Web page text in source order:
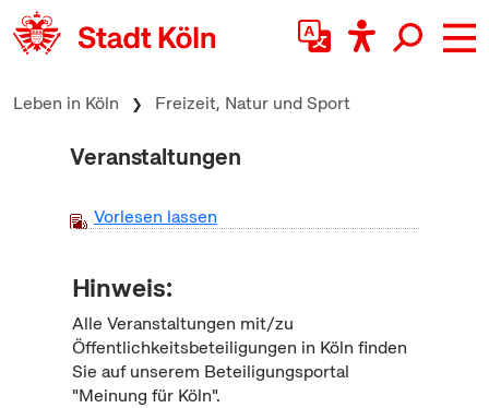
zum Inhalt springen
Leben in Köln Freizeit, Natur und Sport
Veranstaltungen
Vorlesen lassen
Hinweis:
Alle Veranstaltungen mit/zu
Öffentlichkeitsbeteiligungen in Köln finden
Sie auf unserem Beteiligungsportal
"Meinung für Köln".